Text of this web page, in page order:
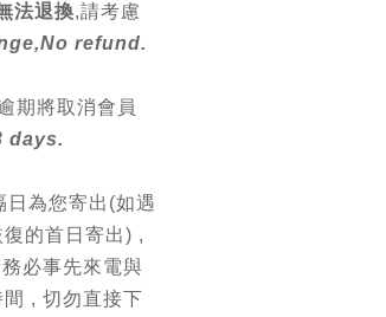
法退換,請考慮
refund.
期將取消會員
days.
為您寄出(如遇
復的首日寄出) ,
必事先來電與
, 切勿直接下